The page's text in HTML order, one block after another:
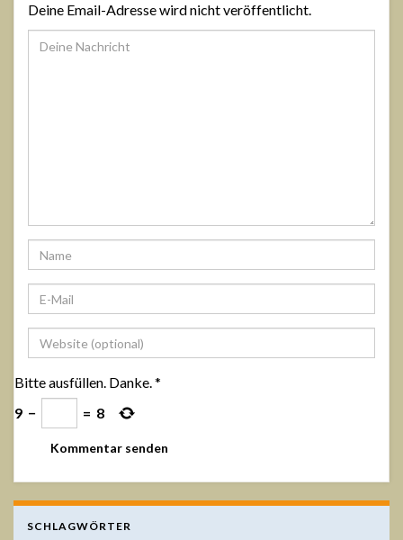
Deine Email-Adresse wird nicht veröffentlicht.
Bitte ausfüllen. Danke.*
9 − = 8
SCHLAGWÖRTER